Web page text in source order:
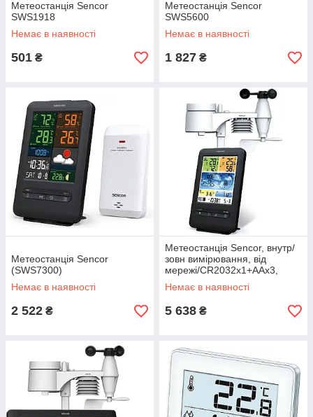
Метеостанція Sencor
SWS1918
Немає в наявності
501 ₴
Метеостанція Sencor
SWS5600
Немає в наявності
1 827 ₴
Метеостанція Sencor
(SWS7300)
Немає в наявності
2 522 ₴
Метеостанція Sencor, внутр/
зовн вимірювання, від
мережі/CR2032x1+AAx3,
темп-ра, вологість
(SWS9898WIFI)
Немає в наявності
5 638 ₴